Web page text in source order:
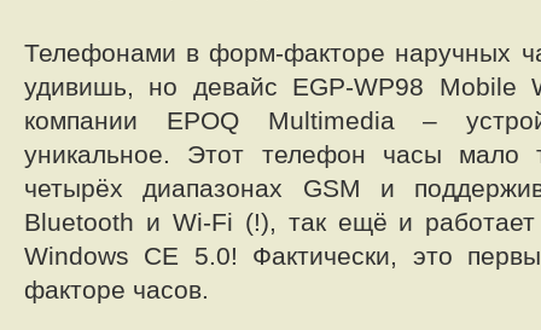
Телефонами в форм-факторе наручных
удивишь, но девайс EGP-WP98 Mobile
компании EPOQ Multimedia –
уникальное. Этот телефон часы мало
четырёх диапазонах GSM и
Bluetooth и Wi-Fi (!), так ещё и
Windows CE 5.0! Фактически, это
факторе часов.